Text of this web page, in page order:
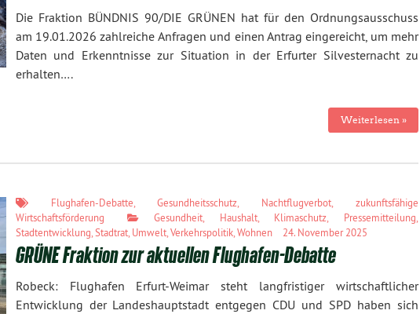
Die Fraktion BÜNDNIS 90/DIE GRÜNEN hat für den Ordnungsausschuss
am 19.01.2026 zahlreiche Anfragen und einen Antrag eingereicht, um mehr
Daten und Erkenntnisse zur Situation in der Erfurter Silvesternacht zu
erhalten….
Weiterlesen »
Flughafen-Debatte,Gesundheitsschutz, Nachtflugverbot,zukunftsfähige
Wirtschaftsförderung
Gesundheit, Haushalt, Klimaschutz, Pressemitteilung,
Stadtentwicklung,Stadtrat, Umwelt,Verkehrspolitik,Wohnen 24. November 2025
GRÜNE Fraktion zur aktuellen Flughafen-Debatte
Robeck: Flughafen Erfurt-Weimar steht langfristiger wirtschaftlicher
Entwicklung der Landeshauptstadt entgegen CDU und SPD haben sich